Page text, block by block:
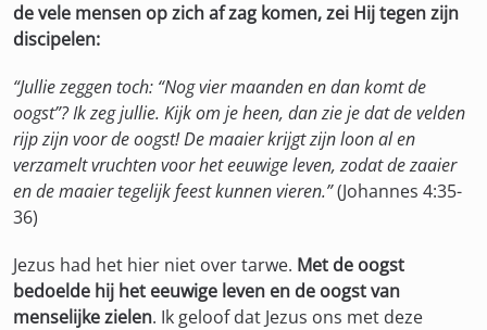
de vele mensen op zich af zag komen, zei Hij tegen zijn
discipelen:
“Jullie zeggen toch: “Nog vier maanden en dan komt de
oogst”? Ik zeg jullie. Kijk om je heen, dan zie je dat de velden
rijp zijn voor de oogst! De maaier krijgt zijn loon al en
verzamelt vruchten voor het eeuwige leven, zodat de zaaier
en de maaier tegelijk feest kunnen vieren.”(Johannes 4:35-
36)
Jezus had het hier niet over tarwe. Met de oogst
bedoelde hij het eeuwige leven en de oogst van
menselijke zielen. Ik geloof dat Jezus ons met deze